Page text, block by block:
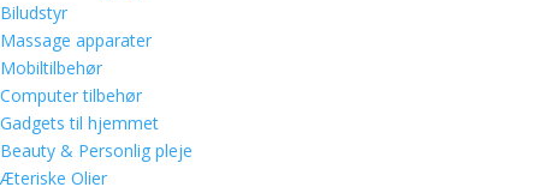
Biludstyr
Massage apparater
Mobiltilbehør
Computer tilbehør
Gadgets til hjemmet
Beauty & Personlig pleje
Æteriske Olier